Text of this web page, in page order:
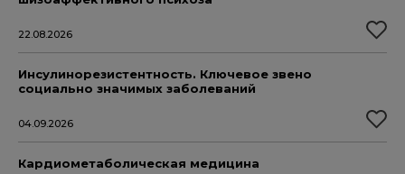
22.08.2026
Инсулинорезистентность. Ключевое звено
социально значимых заболеваний
04.09.2026
Кардиометаболическая медицина